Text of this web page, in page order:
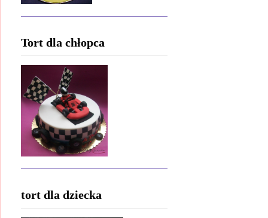
Tort dla chłopca
tort dla dziecka